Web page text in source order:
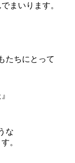
まいります。
たちにとって
な
。